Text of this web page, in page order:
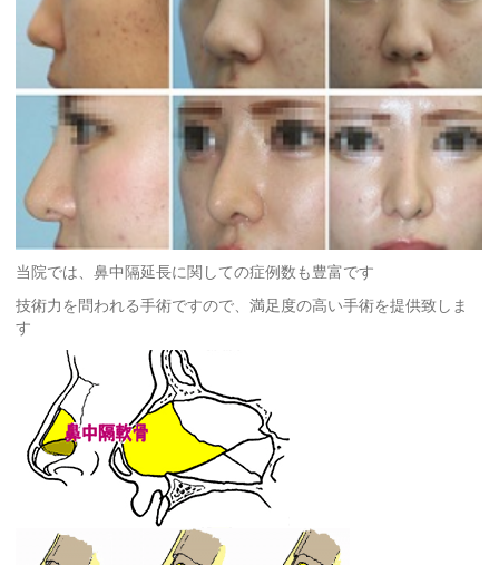
当院では、鼻中隔延長に関しての症例数も豊富です
技術力を問われる手術ですので、満足度の高い手術を提供致しま
す